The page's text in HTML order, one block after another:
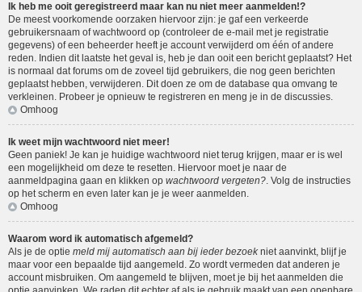
Ik heb me ooit geregistreerd maar kan nu niet meer aanmelden!?
De meest voorkomende oorzaken hiervoor zijn: je gaf een verkeerde
gebruikersnaam of wachtwoord op (controleer de e-mail met je registratie
gegevens) of een beheerder heeft je account verwijderd om één of andere
reden. Indien dit laatste het geval is, heb je dan ooit een bericht geplaatst? Het
is normaal dat forums om de zoveel tijd gebruikers, die nog geen berichten
geplaatst hebben, verwijderen. Dit doen ze om de database qua omvang te
verkleinen. Probeer je opnieuw te registreren en meng je in de discussies.
Omhoog
Ik weet mijn wachtwoord niet meer!
Geen paniek! Je kan je huidige wachtwoord niet terug krijgen, maar er is wel
een mogelijkheid om deze te resetten. Hiervoor moet je naar de
aanmeldpagina gaan en klikken op wachtwoord vergeten?. Volg de instructies
op het scherm en even later kan je je weer aanmelden.
Omhoog
Waarom word ik automatisch afgemeld?
Als je de optie meld mij automatisch aan bij ieder bezoekniet aanvinkt, blijf je
maar voor een bepaalde tijd aangemeld. Zo wordt vermeden dat anderen je
account misbruiken. Om aangemeld te blijven, moet je bij het aanmelden die